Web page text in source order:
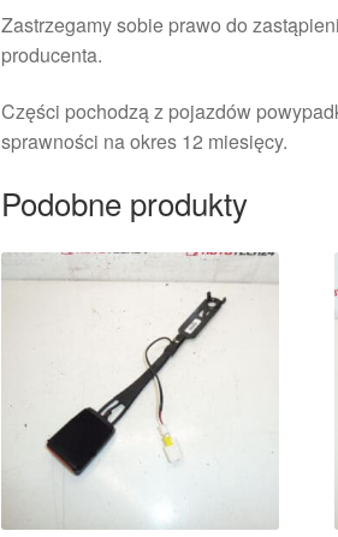
Zastrzegamy sobie prawo do
producenta.
Części pochodzą z pojazdów
sprawności na okres 12 miesięcy.
Podobne produkty